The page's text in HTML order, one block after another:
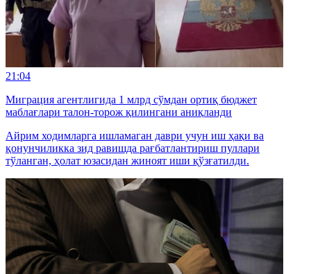
21:04
Миграция агентлигида 1 млрд сўмдан ортиқ бюджет
маблағлари талон-торож қилингани аниқланди
Айрим ходимларга ишламаган даври учун иш ҳақи ва
қонунчиликка зид равишда рағбатлантириш пуллари
тўланган, ҳолат юзасидан жиноят иши қўзғатилди.